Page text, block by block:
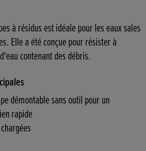
à résidus est idéale pour les eaux sales
Elle a été conçue pour résister à
contenant des débris.
démontable sans outil pour un
rapide